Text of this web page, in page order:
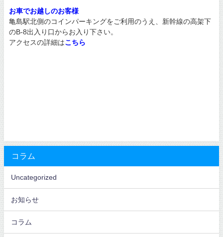
お車でお越しのお客様
亀島駅北側のコインパーキングをご利用のうえ、新幹線の高架下
のB-8出入り口からお入り下さい。
アクセスの詳細はこちら
コラム
Uncategorized
お知らせ
コラム